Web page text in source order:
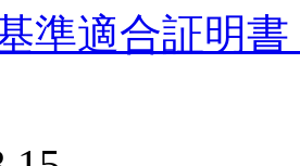
基準適合証明